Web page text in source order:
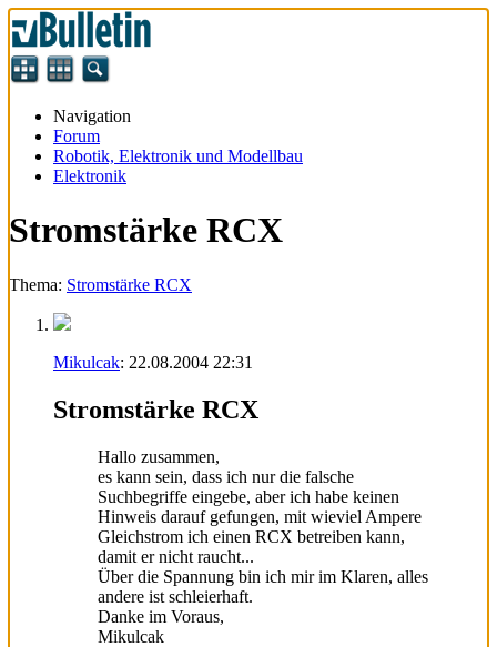
Navigation
Forum
Robotik, Elektronik und Modellbau
Elektronik
Stromstärke RCX
Thema: Stromstärke RCX
Mikulcak: 22.08.2004 22:31
Stromstärke RCX
Hallo zusammen,
es kann sein, dass ich nur die falsche
Suchbegriffe eingebe, aber ich habe keinen
Hinweis darauf gefungen, mit wieviel Ampere
Gleichstrom ich einen RCX betreiben kann,
damit er nicht raucht...
Über die Spannung bin ich mir im Klaren, alles
andere ist schleierhaft.
Danke im Voraus,
Mikulcak